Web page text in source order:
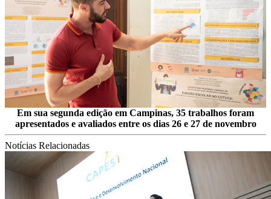
Em sua segunda edição em Campinas, 35 trabalhos foram
apresentados e avaliados entre os dias 26 e 27 de novembro
Notícias Relacionadas